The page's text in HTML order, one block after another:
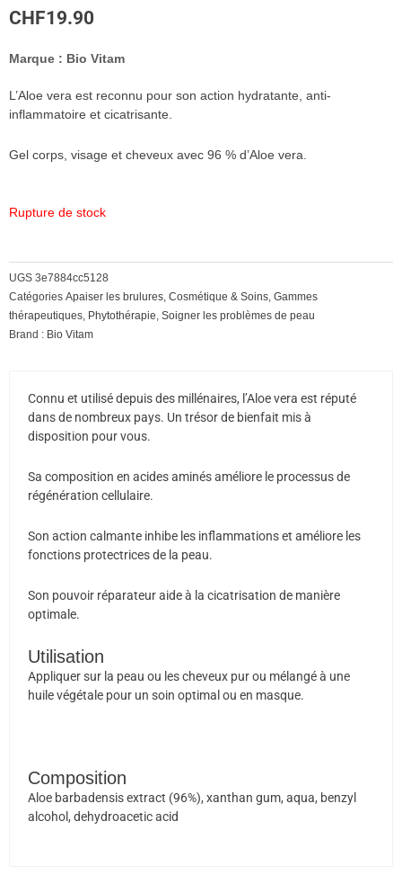
CHF19.90
Marque : Bio Vitam
L’Aloe vera est reconnu pour son action hydratante, anti-
inflammatoire et cicatrisante.
Gel corps, visage et cheveux avec 96 % d’Aloe vera.
Rupture de stock
UGS 3e7884cc5128
Catégories Apaiser les brulures Cosmétique & Soins Gammes
thérapeutiques Phytothérapie Soigner les problèmes de peau
Brand : Bio Vitam
Connu et utilisé depuis des millénaires, l’Aloe vera est réputé
dans de nombreux pays. Un trésor de bienfait mis à
disposition pour vous.
Sa composition en acides aminés améliore le processus de
régénération cellulaire.
Son action calmante inhibe les inflammations et améliore les
fonctions protectrices de la peau.
Son pouvoir réparateur aide à la cicatrisation de manière
optimale.
Utilisation
Appliquer sur la peau ou les cheveux pur ou mélangé à une
huile végétale pour un soin optimal ou en masque.
Composition
Aloe barbadensis extract (96%), xanthan gum, aqua, benzyl
alcohol, dehydroacetic acid